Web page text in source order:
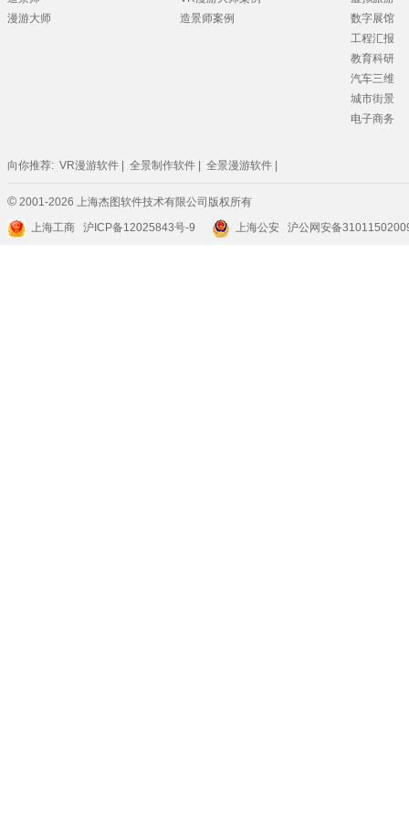
漫游大师
造景师案例
数字展馆
工程汇报
教育科研
汽车三维
城市街景
电子商务
向你推荐: VR漫游软件 全景制作软件 全景漫游软件
© 2001-2026 上海杰图软件技术有限公司版权所有
上海工商
沪ICP备12025843号-9 上海公安 沪公网安备